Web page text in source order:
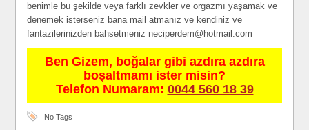
benimle bu şekilde veya farklı zevkler ve orgazmı yaşamak ve
denemek isterseniz bana mail atmanız ve kendiniz ve
fantazilerinizden bahsetmeniz neciperdem@hotmail.com
Ben Gizem, boğalar gibi azdıra azdıra
boşaltmamı ister misin?
Telefon Numaram: 0044 560 18 39
No Tags